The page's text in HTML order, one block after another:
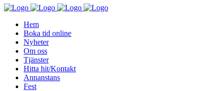
Hem
Boka tid online
Nyheter
Om oss
Tjänster
Hitta hit/Kontakt
Annanstans
Fest